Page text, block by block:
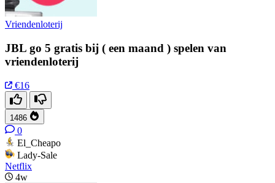
Vriendenloterij
JBL go 5 gratis bij ( een maand ) spelen van
vriendenloterij
€16
1486
0
El_Cheapo
Lady-Sale
Netflix
4w